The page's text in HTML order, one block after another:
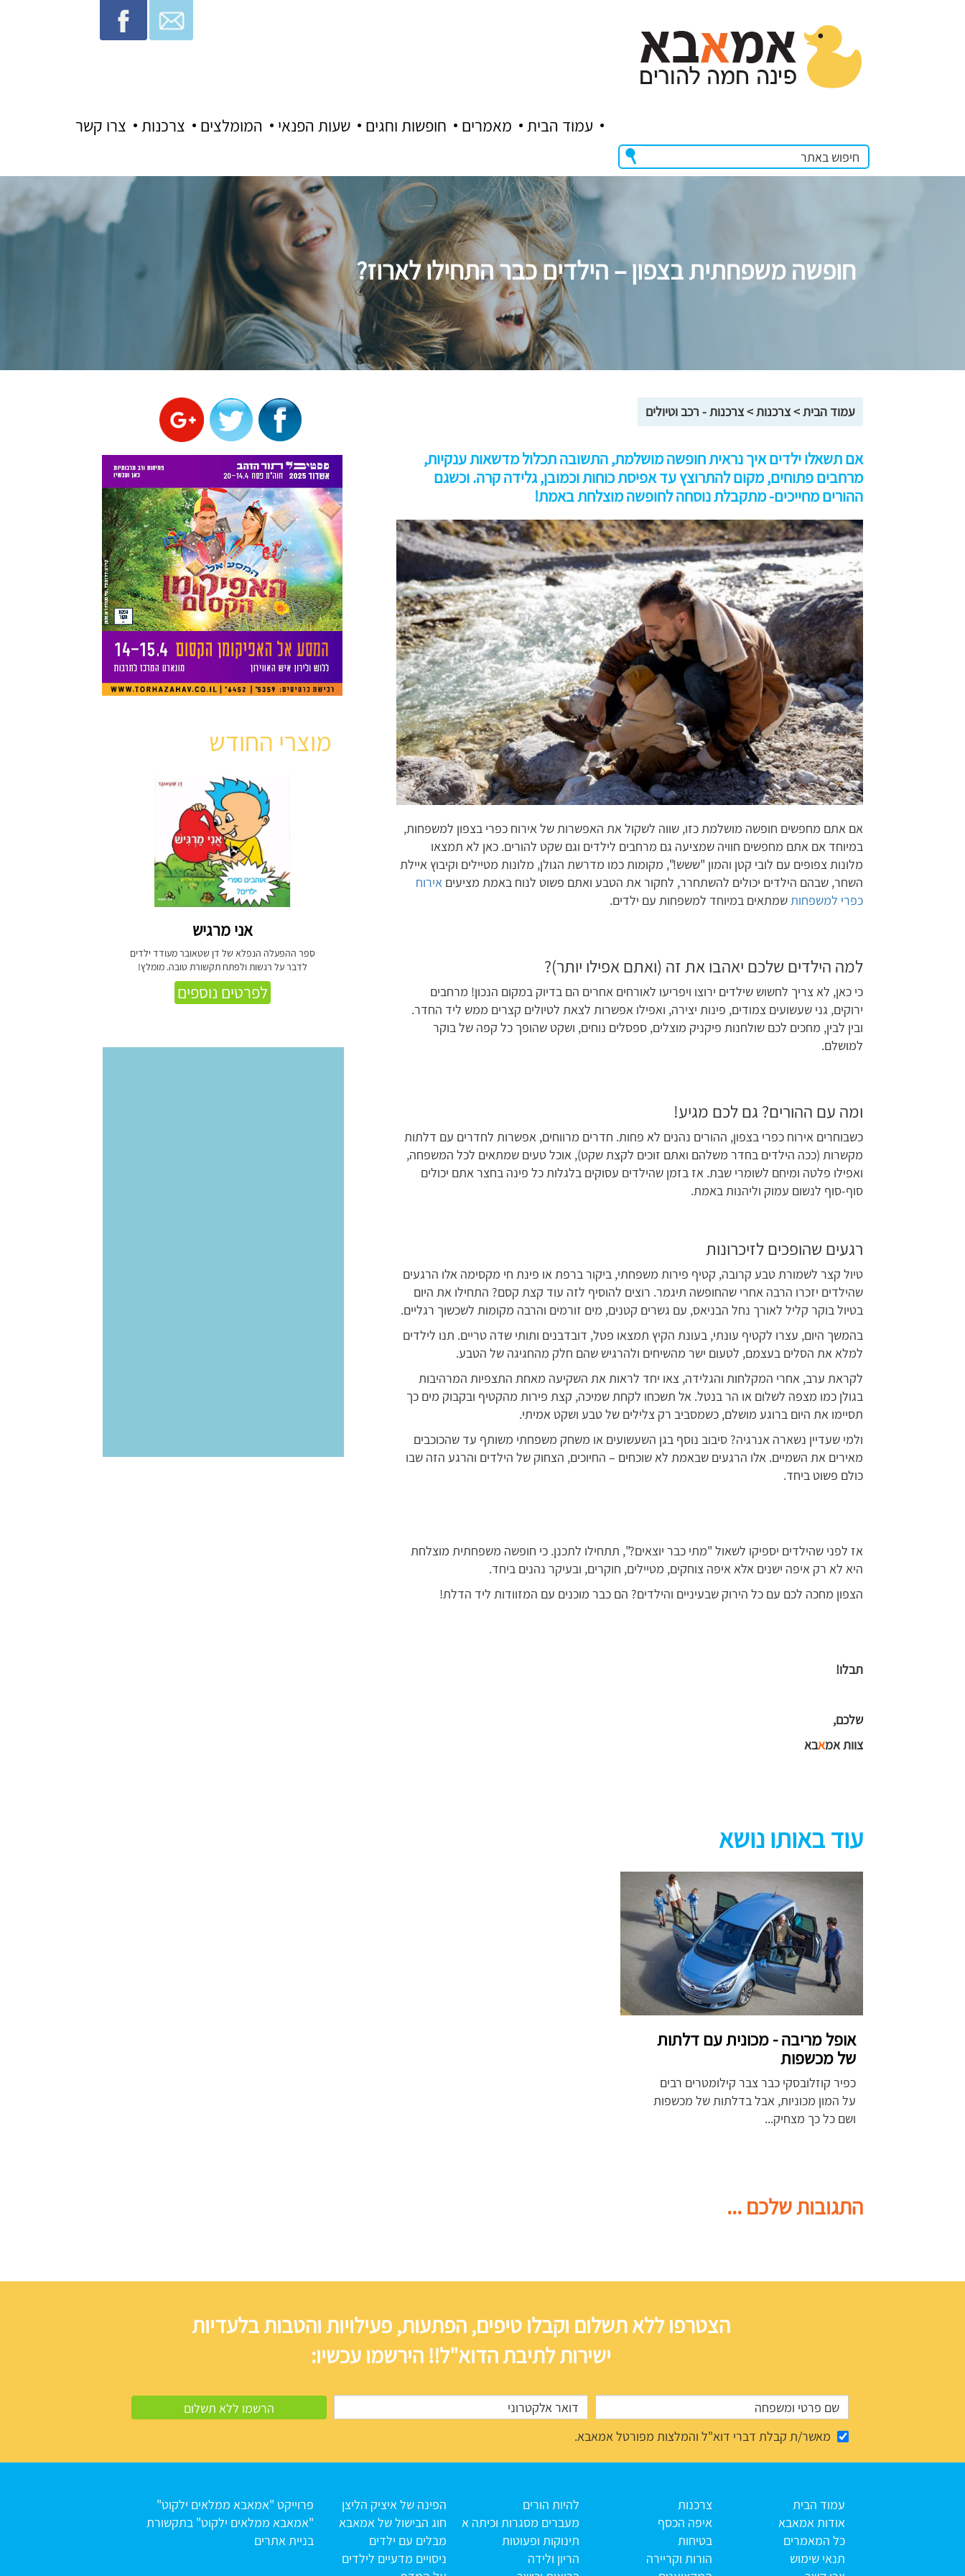
צרו קשר צרכנות המומלצים שעות הפנאי חופשות וחגים מאמרים עמוד הבית
חופשה משפחתית בצפון – הילדים כבר התחילו לארוז?
עמוד הבית>צרכנות>צרכנות - רכב וטיולים
אם תשאלו ילדים איך נראית חופשה מושלמת, התשובה תכלול מדשאות ענקיות,
מרחבים פתוחים, מקום להתרוצץ עד אפיסת כוחות וכמובן, גלידה קרה. וכשגם
ההורים מחייכים- מתקבלת נוסחה לחופשה מוצלחת באמת!
אם אתם מחפשים חופשה מושלמת כזו, שווה לשקול את האפשרות של אירוח כפרי בצפון למשפחות,
במיוחד אם אתם מחפשים חוויה שמציעה גם מרחבים לילדים וגם שקט להורים. כאן לא תמצאו
מלונות צפופים עם לובי קטן והמון "ששש!", מקומות כמו מדרשת הגולן, מלונות מטיילים וקיבוץ איילת
השחר, שבהם הילדים יכולים להשתחרר, לחקור את הטבע ואתם פשוט לנוח באמת מציעים אירוח
כפרי למשפחותשמתאים במיוחד למשפחות עם ילדים.
למה הילדים שלכם יאהבו את זה (ואתם אפילו יותר)?
כי כאן, לא צריך לחשוש שילדים ירוצו ויפריעו לאורחים אחרים הם בדיוק במקום הנכון! מרחבים
ירוקים, גני שעשועים צמודים, פינות יצירה, ואפילו אפשרות לצאת לטיולים קצרים ממש ליד החדר.
ובין לבין, מחכים לכם שולחנות פיקניק מוצלים, ספסלים נוחים, ושקט שהופך כל קפה של בוקר
למושלם.
ומה עם ההורים? גם לכם מגיע!
כשבוחרים אירוח כפרי בצפון, ההורים נהנים לא פחות. חדרים מרווחים, אפשרות לחדרים עם דלתות
מקשרות (ככה הילדים בחדר משלהם ואתם זוכים לקצת שקט), אוכל טעים שמתאים לכל המשפחה,
ואפילו פלטה ומיחם לשומרי שבת. אז בזמן שהילדים עסוקים בלגלות כל פינה בחצר אתם יכולים
סוף-סוף לנשום עמוק וליהנות באמת.
רגעים שהופכים לזיכרונות
טיול קצר לשמורת טבע קרובה, קטיף פירות משפחתי, ביקור ברפת או פינת חי מקסימה אלו הרגעים
שהילדים יזכרו הרבה אחרי שהחופשה תיגמר. רוצים להוסיף לזה עוד קצת קסם? התחילו את היום
בטיול בוקר קליל לאורך נחל הבניאס, עם גשרים קטנים, מים זורמים והרבה מקומות לשכשוך רגליים.
בהמשך היום, עצרו לקטיף עונתי, בעונת הקיץ תמצאו פטל, דובדבנים ותותי שדה טריים. תנו לילדים
למלא את הסלים בעצמם, לטעום ישר מהשיחים ולהרגיש שהם חלק מהחגיגה של הטבע.
לקראת ערב, אחרי המקלחות והגלידה, צאו יחד לראות את השקיעה מאחת התצפיות המרהיבות
בגולן כמו מצפה לשלום או הר בנטל. אל תשכחו לקחת שמיכה, קצת פירות מהקטיף ובקבוק מים כך
תסיימו את היום ברוגע מושלם, כשמסביב רק צלילים של טבע ושקט אמיתי.
ולמי שעדיין נשארה אנרגיה? סיבוב נוסף בגן השעשועים או משחק משפחתי משותף עד שהכוכבים
מאירים את השמיים. אלו הרגעים שבאמת לא שוכחים – החיוכים, הצחוק של הילדים והרגע הזה שבו
כולם פשוט ביחד.
אז לפני שהילדים יספיקו לשאול "מתי כבר יוצאים?", תתחילו לתכנן. כי חופשה משפחתית מוצלחת
היא לא רק איפה ישנים אלא איפה צוחקים, מטיילים, חוקרים, ובעיקר נהנים ביחד.
הצפון מחכה לכם עם כל הירוק שבעיניים והילדים? הם כבר מוכנים עם המזוודות ליד הדלת!
תבלו!
שלכם,
צוות אמאבא
עוד באותו נושא
אופל מריבה - מכונית עם דלתות
של מכשפות
כפיר קוזלובסקי כבר צבר קילומטרים רבים
על המון מכוניות, אבל בדלתות של מכשפות
ושם כל כך מצחיק...
התגובות שלכם ...
מוצרי החודש
אני מרגיש
ספר ההפעלה הנפלא של דן שטאובר מעודד ילדים
לדבר על רגשות ולפתח תקשורת טובה. מומלץ!
לפרטים נוספים
הצטרפו ללא תשלום וקבלו טיפים, הפתעות, פעילויות והטבות בלעדיות
ישירות לתיבת הדוא"ל!! הירשמו עכשיו:
מאשר/ת קבלת דברי דוא"ל והמלצות מפורטל אמאבא.
עמוד הבית
אודות אמאבא
כל המאמרים
תנאי שימוש
צרכנות
איפה הכסף
בטיחות
הורות וקריירה
להיות הורים
מעברים מסגרות וכיתה א
תינוקות ופעוטות
הריון ולידה
הפינה של איציק הליצן
חוג הבישול של אמאבא
מבלים עם ילדים
ניסויים מדעיים לילדים
פרוייקט "אמאבא ממלאים ילקוט"
"אמאבא ממלאים ילקוט" בתקשורת
בניית אתרים